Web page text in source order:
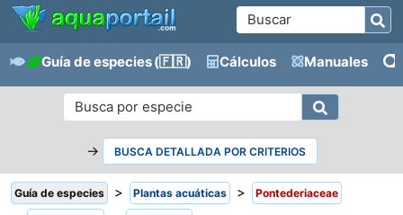
Guía de especies(🇫🇷) Cálculos Manuales
→ BUSCA DETALLADA POR CRITERIOS
Guía de especies > Plantas acuáticas > Pontederiaceae